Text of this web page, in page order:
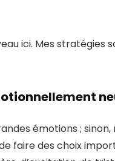
ici. Mes stratégies
émotions ; sinon,
faire des choix